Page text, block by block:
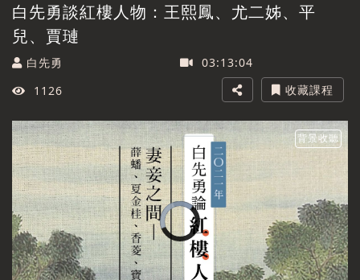
白先勇談紅樓人物：王熙鳳、尤二姊、平
兒、賈璉
白先勇
03:13:04
1126
收藏課程
背景收聽